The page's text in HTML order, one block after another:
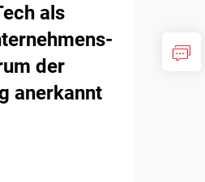
als
der
anerkannt